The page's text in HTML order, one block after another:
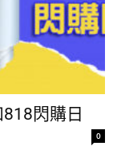
閃購日
0